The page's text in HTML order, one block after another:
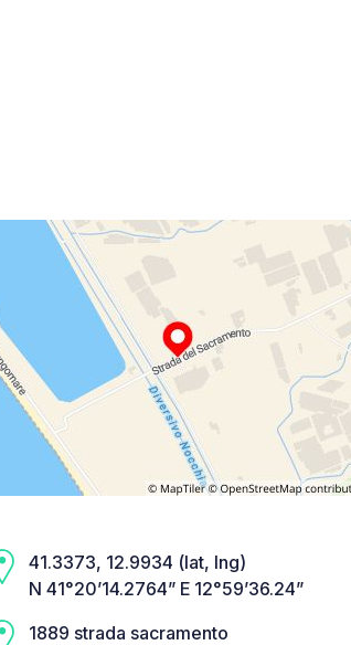
41.3373, 12.9934 (lat, lng)
N 41°20’14.2764” E 12°59’36.24”
1889 strada sacramento